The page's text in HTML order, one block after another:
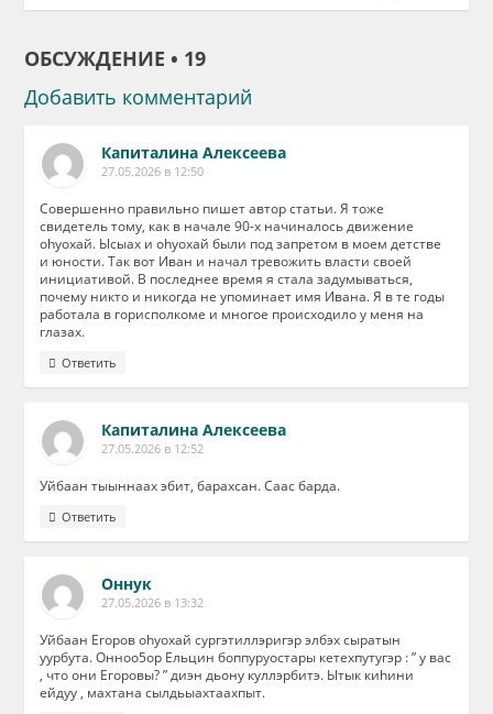
ОБСУЖДЕНИЕ • 19
Добавить комментарий
Капиталина Алексеева
27.05.2026 в 12:50
Совершенно правильно пишет автор статьи. Я тоже
свидетель тому, как в начале 90-х начиналось движение
оhyoхай. Ысыах и оhуохай были под запретом в моем детстве
и юности. Так вот Иван и начал тревожить власти своей
инициативой. В последнее время я стала задумываться,
почему никто и никогда не упоминает имя Ивана. Я в те годы
работала в горисполкоме и многое происходило у меня на
глазах.
Ответить
Капиталина Алексеева
27.05.2026 в 12:52
Уйбаан тыыннаах эбит, барахсан. Саас барда.
Ответить
Оннук
27.05.2026 в 13:32
Уйбаан Егоров оhуохай сургэтиллэригэр элбэх сыратын
уурбута. Онноо5ор Ельцин боппуруостары кетехпутугэр : ” у вас
, что они Егоровы? ” диэн дьону куллэрбитэ. Ытык киhини
ейдуу , махтана сылдьыахтаахпыт.